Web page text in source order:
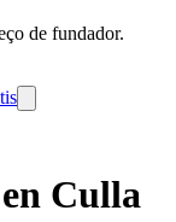
de fundador.
Culla